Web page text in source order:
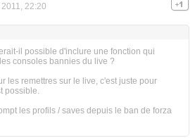
22:20
il possible d'inclure une fonction qui
consoles bannies du live ?
les remettres sur le live, c'est juste pour
possible.
les profils / saves depuis le ban de forza